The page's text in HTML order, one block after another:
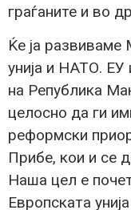
граѓаните и во
Ќе ја развиваме
унија и НАТО.
на Република
целосно да ги
реформски
Прибе, кои и се
Наша цел е
Европската